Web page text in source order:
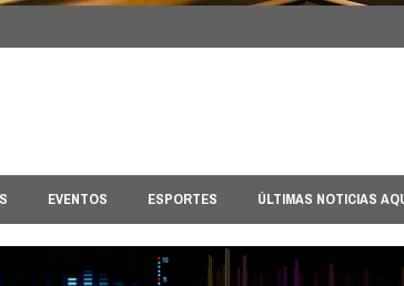
EVENTOS ESPORTES ÚLTIMAS NOTICIAS